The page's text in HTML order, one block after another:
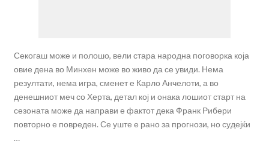
Секогаш може и полошо, вели стара народна поговорка која
овие дена во Минхен може во живо да се увиди. Нема
резултати, нема игра, сменет е Карло Анчелоти, а во
денешниот меч со Херта, детал кој и онака лошиот старт на
сезоната може да направи е фактот дека Франк Рибери
повторно е повреден. Се уште е рано за прогнози, но судејќи
…